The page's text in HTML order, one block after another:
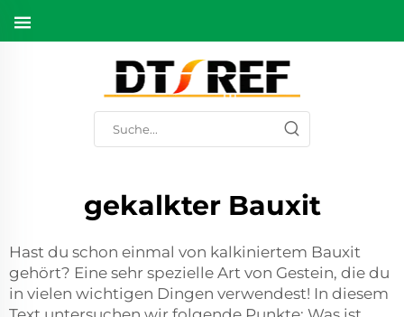
gekalkter Bauxit
Hast du schon einmal von kalkiniertem Bauxit
gehört? Eine sehr spezielle Art von Gestein, die du
in vielen wichtigen Dingen verwendest! In diesem